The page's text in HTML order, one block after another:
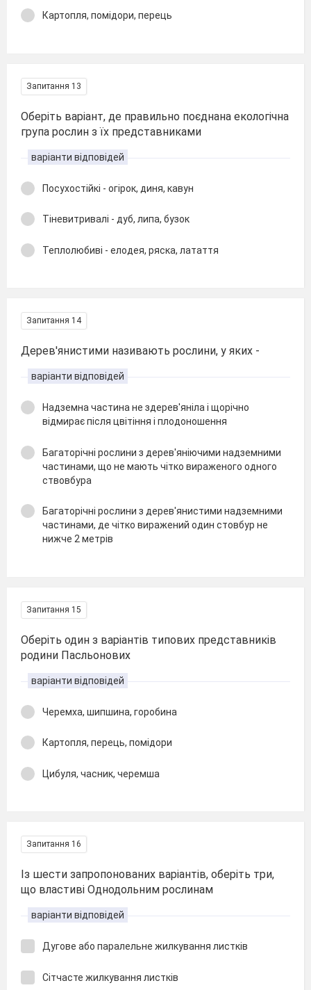
Картопля, помідори, перець
Запитання 13
Оберіть варіант, де правильно поєднана екологічна
група рослин з їх представниками
варіанти відповідей
Посухостійкі - огірок, диня, кавун
Тіневитривалі - дуб, липа, бузок
Теплолюбиві - елодея, ряска, латаття
Запитання 14
Дерев'янистими називають рослини, у яких -
варіанти відповідей
Надземна частина не здерев'яніла і щорічно
відмирає після цвітіння і плодоношення
Багаторічні рослини з дерев'яніючими надземними
частинами, що не мають чітко вираженого одного
ствовбура
Багаторічні рослини з дерев'янистими надземними
частинами, де чітко виражений один стовбур не
нижче 2 метрів
Запитання 15
Оберіть один з варіантів типових представників
родини Пасльонових
варіанти відповідей
Черемха, шипшина, горобина
Картопля, перець, помідори
Цибуля, часник, черемша
Запитання 16
Із шести запропонованих варіантів, оберіть три,
що властиві Однодольним рослинам
варіанти відповідей
Дугове або паралельне жилкування листків
Сітчасте жилкування листків